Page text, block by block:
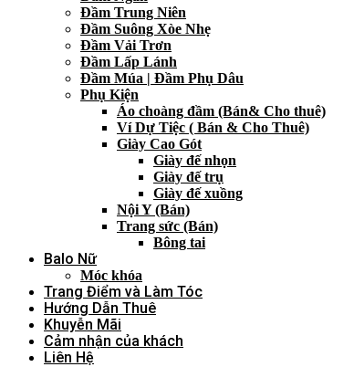
Đầm Trung Niên
Đầm Suông Xòe Nhẹ
Đầm Vải Trơn
Đầm Lấp Lánh
Đầm Múa | Đầm Phụ Dâu
Phụ Kiện
Áo choàng đầm (Bán& Cho thuê)
Ví Dự Tiệc ( Bán & Cho Thuê)
Giày Cao Gót
Giày đế nhọn
Giày đế trụ
Giày đế xuồng
Nội Y (Bán)
Trang sức (Bán)
Bông tai
Balo Nữ
Móc khóa
Trang Điểm và Làm Tóc
Hướng Dẫn Thuê
Khuyễn Mãi
Cảm nhận của khách
Liên Hệ